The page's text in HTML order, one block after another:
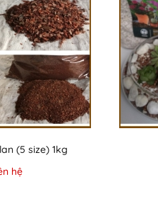
(5 size) 1kg
hệ